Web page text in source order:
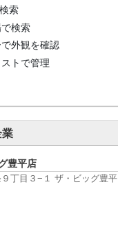
索
検索
外観を確認
トで管理
業
豊平店
丁目３−１ ザ・ビッグ豊平